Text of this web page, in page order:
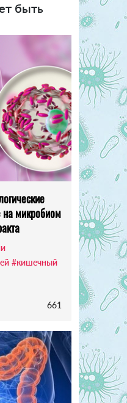
быть
микробиом
#кишечный
661